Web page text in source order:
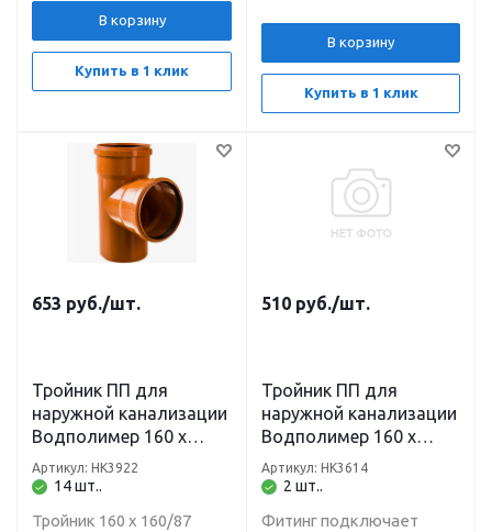
В корзину
Купить в 1 клик
В корзину
Купить в 1 клик
653 руб./шт.
Тройник ПП для
наружной канализации
Водполимер 160 х
160/87 градусов рыжий
14 шт..
Артикул: НК3922
Тройник 160 х 160/87
510 руб./шт.
Тройник ПП для
наружной канализации
Водполимер 160 х
110/45 градусов рыжий
2 шт..
Артикул: НК3614
Фитинг подключает